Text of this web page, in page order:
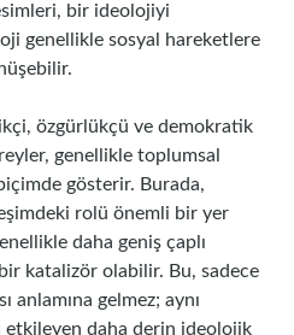
bir ideolojiyi
genellikle sosyal hareketlere
özgürlükçü ve demokratik
genellikle toplumsal
gösterir. Burada,
rolü önemli bir yer
daha geniş çaplı
katalizör olabilir. Bu, sadece
anlamına gelmez; aynı
etkileyen daha derin ideolojik